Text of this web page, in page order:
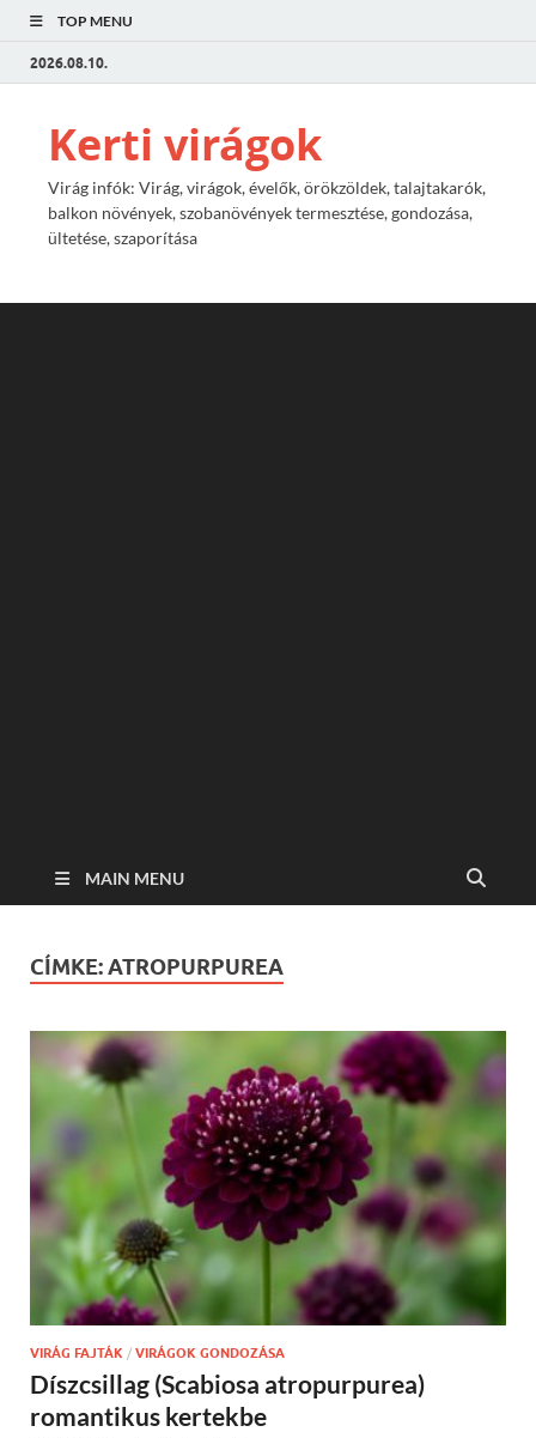
TOP MENU
2026.08.10.
Kerti virágok
Virág infók: Virág, virágok, évelők, örökzöldek, talajtakarók,
balkon növények, szobanövények termesztése, gondozása,
ültetése, szaporítása
MAIN MENU
CÍMKE:ATROPURPUREA
VIRÁG FAJTÁK / VIRÁGOK GONDOZÁSA
Díszcsillag (Scabiosa atropurpurea)
romantikus kertekbe